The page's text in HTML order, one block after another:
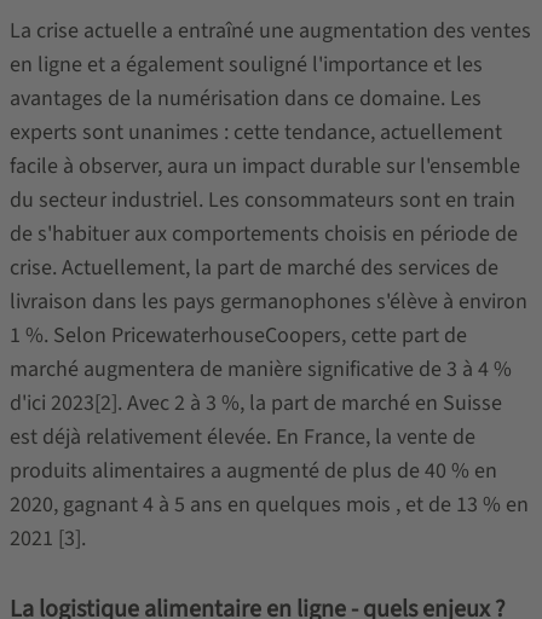
La crise actuelle a entraîné une augmentation des ventes
en ligne et a également souligné l'importance et les
avantages de la numérisation dans ce domaine. Les
experts sont unanimes : cette tendance, actuellement
facile à observer, aura un impact durable sur l'ensemble
du secteur industriel. Les consommateurs sont en train
de s'habituer aux comportements choisis en période de
crise. Actuellement, la part de marché des services de
livraison dans les pays germanophones s'élève à environ
1 %. Selon PricewaterhouseCoopers, cette part de
marché augmentera de manière significative de 3 à 4 %
d'ici 2023[2]. Avec 2 à 3 %, la part de marché en Suisse
est déjà relativement élevée. En France, la vente de
produits alimentaires a augmenté de plus de 40 % en
2020, gagnant 4 à 5 ans en quelques mois , et de 13 % en
2021 [3].
La logistique alimentaire en ligne - quels enjeux ?